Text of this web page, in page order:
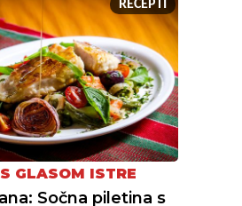
RECEPTI
GLASOM ISTRE
Sočna piletina s